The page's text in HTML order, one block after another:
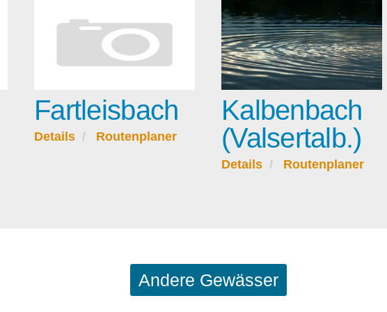
Fartleisbach
Details Routenplaner
Kalbenbach
(Valsertalb.)
Details Routenplaner
Andere Gewässer